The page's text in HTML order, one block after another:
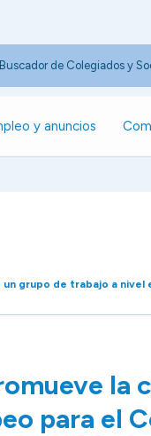
Buscador de Colegiados y
y anuncios
un grupo de trabajo a
la
para el